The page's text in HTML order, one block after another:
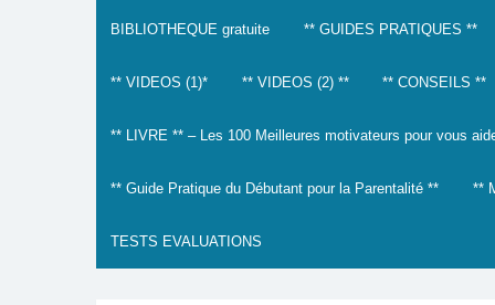
BIBLIOTHEQUE gratuite ** GUIDES PRATIQUES **
** VIDEOS (1)* ** VIDEOS (2) ** ** CONSEILS **
** LIVRE ** – Les 100 Meilleures motivateurs pour vous
** Guide Pratique du Débutant pour la Parentalité ** **
TESTS EVALUATIONS